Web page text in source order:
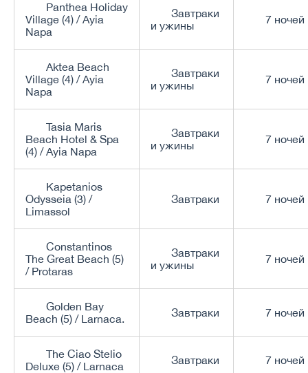
Panthea Holiday
Village (4) / Ayia
Napa
Завтраки
и ужины
7 ночей
Aktea Beach
Village (4) / Ayia
Napa
Завтраки
и ужины
7 ночей
Tasia Maris
Beach Hotel & Spa
(4) / Ayia Napa
Завтраки
и ужины
7 ночей
Kapetanios
Odysseia (3) /
Limassol
Завтраки 7 ночей
Constantinos
The Great Beach (5)
/ Protaras
Завтраки
и ужины
7 ночей
Golden Bay
Beach (5) / Larnaca.
Завтраки 7 ночей
The Ciao Stelio
Deluxe (5) / Larnaca
Завтраки 7 ночей